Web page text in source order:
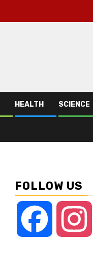
HEALTH SCIENCE
FOLLOW US
Facebook